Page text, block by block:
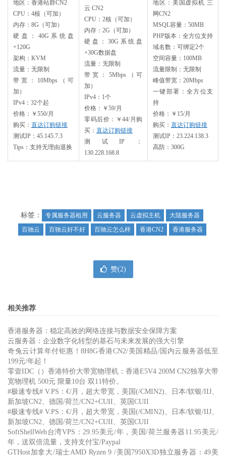
地区：香港站群CN2
CPU：4核（可加）
内存：8G（可加）
硬盘：40G系统盘
+120G
架构：KVM
流量：无限制
带宽：10Mbps（可
加）
IPv4：32个起
价格：￥550/月
购买： 直达订购链接
测试IP：45.145.7.3
Tips：支持无理由退换
云 CN2
CPU：2核（可加）
内存：2G（可加）
硬盘：30G系统盘
+30G数据盘
流量：无限制
带宽：5Mbps（可
加）
IPv4：1个
价格：￥59/月
零码后价：￥44/月购
买： 直达订购链接
测试IP：
130.228.168.8
地区：美国虚拟机 三
网CN2
MSQL容量：50MB
PHP版本：全方位支持
域名数：可绑定2个
空间容量：100MB
流量限制：无限制
峰值带宽：20Mbps
一键部署：全方位支
持
价格：￥15/月
购买： 直达订购链接
测试IP：23.224.138.3
高防：300G
标签： 专属服务器租用 云服务器 云虚拟主机
大陆服务器
百驰云
百驰云好不好 百驰云怎么样 香港CN2 香港服务器
赞(2)
相关推荐
香港服务器：稳定高效的网络连接与数据安全保障方案
云服务器：企业数字化转型的基石与未来发展的强大引擎
奇兔云计算年付钜惠！8H8G香港CN2/美国精品/国内云服务器低至
199元/年起！
零壹IDC（）香港特价大带宽物理机：香港E5V4 200M CN2独享大带
宽物理机 500元 限量10台 双11特价。
#极速专线# V.PS：€/月，超大带宽，美国(/CMIN2)、日本/软银/IIJ、
新加坡CN2、德国/荷兰/CN2+CUII、英国CUII
#极速专线# V.PS：€/月，超大带宽，美国(/CMIN2)、日本/软银/IIJ、
新加坡CN2、德国/荷兰/CN2+CUII、英国CUII
SoftShellWeb台湾VPS：29.95美元/年，美国/荷兰服务器11.95美元/
年，送双倍流量，支持支付宝/Paypal
GTHost加拿大/瑞士AMD Ryzen 9 /美国7950X3D独立服务器：49美